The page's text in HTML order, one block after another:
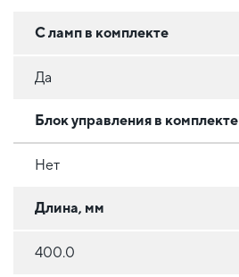
С ламп в комплекте
Да
Блок управления в комплекте
Нет
Длина, мм
400.0